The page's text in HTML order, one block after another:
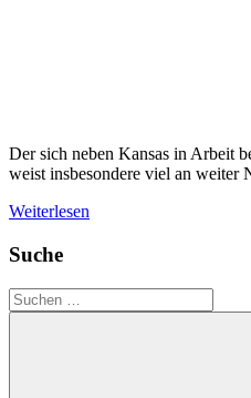
Der sich neben Kansas in Arbeit
weist insbesondere viel an weiter
Weiterlesen
Suche
Suchen
nach: